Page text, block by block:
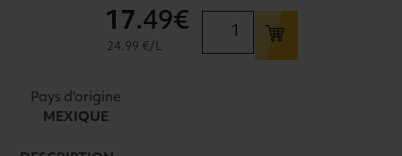
KAHLUA
17.49€
24.99 €/L
Pays d'origine
MEXIQUE